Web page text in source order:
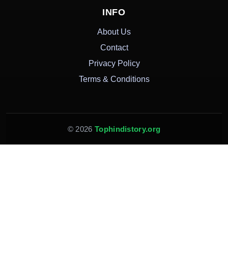
INFO
About Us
Contact
Privacy Policy
Terms & Conditions
© 2026 Tophindistory.org